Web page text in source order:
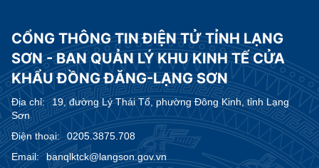
CỔNG THÔNG TIN ĐIỆN TỬ TỈNH LẠNG
SƠN - BAN QUẢN LÝ KHU KINH TẾ CỬA
KHẨU ĐỒNG ĐĂNG-LẠNG SƠN
Địa chỉ:
19, đường Lý Thái Tổ, phường Đông Kinh, tỉnh Lạng
Sơn
Điện thoại:
0205.3875.708
Email:
banqlktck@langson.gov.vn